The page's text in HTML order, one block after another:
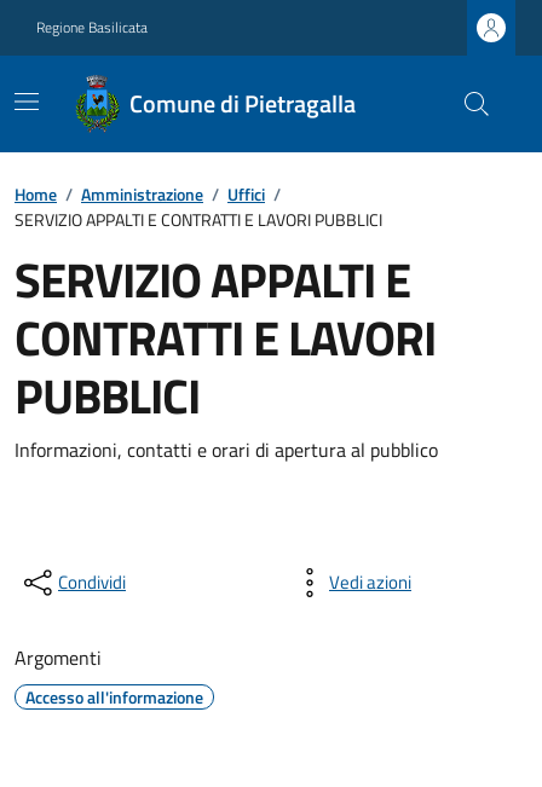
Regione Basilicata
Comune di Pietragalla
Home / Amministrazione / Uffici /
SERVIZIO APPALTI E CONTRATTI E LAVORI PUBBLICI
SERVIZIO APPALTI E
CONTRATTI E LAVORI
PUBBLICI
Informazioni, contatti e orari di apertura al pubblico
Condividi Vedi azioni
Argomenti
Accesso all'informazione